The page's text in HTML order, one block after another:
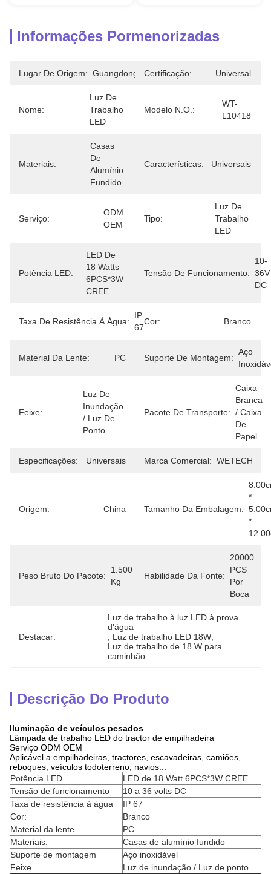
Informações Pormenorizadas
Lugar De Origem: Guangdong Certificação: Universal
Nome:
Luz De
Trabalho
LED
Modelo N.O.:
WT-
L10418
Materiais:
Casas
De
Alumínio
Fundido
Características: Universais
Serviço:
ODM
OEM
Tipo:
Luz De
Trabalho
LED
Potência LED:
LED De
18 Watts
6PCS*3W
CREE
Tensão De Funcionamento:
10-
36V
DC
Taxa De Resistência À Água:
IP
67
Cor: Branco
Material Da Lente: PC Suporte De Montagem:
Aço
Feixe:
Luz De
Inundação
/ Luz De
Ponto
Pacote De Transporte:
Caixa
Branca
/ Caixa
De
Papel
Especificações: Universais Marca Comercial: WETECH
Origem: China Tamanho Da Embalagem:
*
*
Peso Bruto Do Pacote:
1.500
Kg
Habilidade Da Fonte:
20000
PCS
Por
Boca
Destacar:
Luz de trabalho à luz LED à prova
d'água
Luz de trabalho LED 18W
Luz de trabalho de 18 W para
caminhão
Descrição Do Produto
Iluminação de veículos pesados
Lâmpada de trabalho LED do tractor de empilhadeira
Serviço ODM OEM
Aplicável a empilhadeiras, tractores, escavadeiras, camiões,
reboques, veículos todoterreno, navios...
Potência LED
LED de 18 Watt 6PCS*3W CREE
Tensão de funcionamento
10 a 36 volts DC
Taxa de resistência à água
IP 67
Cor:
Branco
Material da lente
PC
Materiais:
Casas de alumínio fundido
Suporte de montagem
Aço inoxidável
Feixe
Luz de inundação / Luz de ponto